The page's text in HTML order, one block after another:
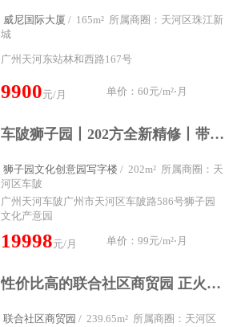
威尼国际大厦 / 165m² 所属商圈：天河区珠江新
城
广州天河东站林和西路167号
9900元/月 单价：60元/m²⋅月
车陂狮子园丨202方全新精修丨带全套家私丨地铁口步行500米
狮子园文化创意园写字楼 / 202m² 所属商圈：天
河区车陂
广州天河车陂广州市天河区车陂路586号狮子园
文化产意园
19998元/月 单价：99元/m²⋅月
性价比高的联合社区商贸园 正火热招租中 文创类企业看过来
联合社区商贸园 / 239.65m² 所属商圈：天河区